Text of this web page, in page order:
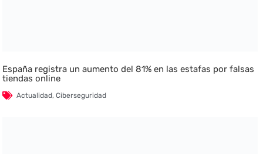
España registra un aumento del 81% en las estafas por falsas
tiendas online
Actualidad,Ciberseguridad